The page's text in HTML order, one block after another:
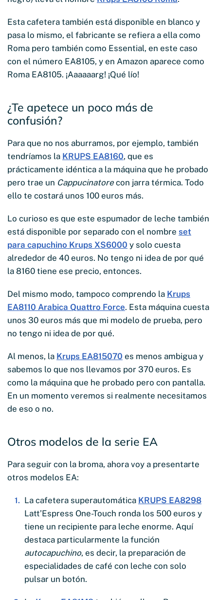
Esta cafetera también está disponible en blanco y
pasa lo mismo, el fabricante se refiera a ella como
Roma pero también como Essential, en este caso
con el número EA8105, y en Amazon aparece como
Roma EA8105. ¡Aaaaaarg! ¡Qué lío!
¿Te apetece un poco más de
confusión?
Para que no nos aburramos, por ejemplo, también
tendríamos la KRUPS EA8160, que es
prácticamente idéntica a la máquina que he probado
pero trae un Cappucinatore con jarra térmica. Todo
ello te costará unos 100 euros más.
Lo curioso es que este espumador de leche también
está disponible por separado con el nombre set
para capuchino Krups XS6000 y solo cuesta
alrededor de 40 euros. No tengo ni idea de por qué
la 8160 tiene ese precio, entonces.
Del mismo modo, tampoco comprendo la Krups
EA8110 Arabica Quattro Force. Esta máquina cuesta
unos 30 euros más que mi modelo de prueba, pero
no tengo ni idea de por qué.
Al menos, la Krups EA815070 es menos ambigua y
sabemos lo que nos llevamos por 370 euros. Es
como la máquina que he probado pero con pantalla.
En un momento veremos si realmente necesitamos
de eso o no.
Otros modelos de la serie EA
Para seguir con la broma, ahora voy a presentarte
otros modelos EA:
La cafetera superautomática KRUPS EA8298
Latt’Espress One-Touch ronda los 500 euros y
tiene un recipiente para leche enorme. Aquí
destaca particularmente la función
autocapuchino, es decir, la preparación de
especialidades de café con leche con solo
pulsar un botón.